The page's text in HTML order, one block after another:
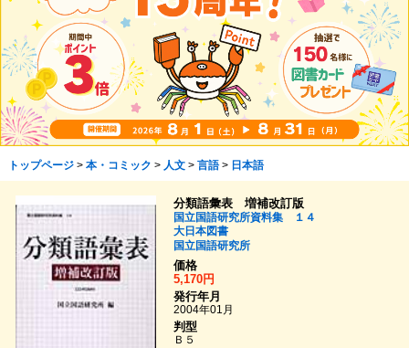
トップページ> 本・コミック > 人文> 言語> 日本語
分類語彙表 増補改訂版
国立国語研究所資料集 １４
大日本図書
国立国語研究所
価格
5,170円
発行年月
2004年01月
判型
Ｂ５